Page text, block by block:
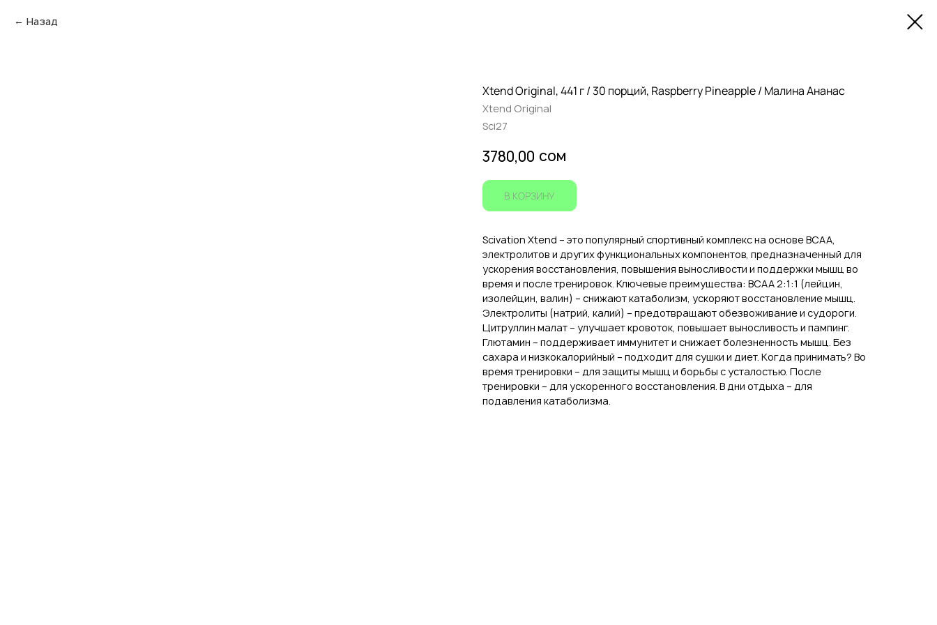
Назад
Xtend Original, 441 г / 30 порций, Raspberry Pineapple / Малина Ананас
Xtend Original
Sci27
3780,00 сом
В КОРЗИНУ
Scivation Xtend – это популярный спортивный комплекс на основе BCAA,
электролитов и других функциональных компонентов, предназначенный для
ускорения восстановления, повышения выносливости и поддержки мышц во
время и после тренировок. Ключевые преимущества: BCAA 2:1:1 (лейцин,
изолейцин, валин) – снижают катаболизм, ускоряют восстановление мышц.
Электролиты (натрий, калий) – предотвращают обезвоживание и судороги.
Цитруллин малат – улучшает кровоток, повышает выносливость и пампинг.
Глютамин – поддерживает иммунитет и снижает болезненность мышц. Без
сахара и низкокалорийный – подходит для сушки и диет. Когда принимать? Во
время тренировки – для защиты мышц и борьбы с усталостью. После
тренировки – для ускоренного восстановления. В дни отдыха – для
подавления катаболизма.